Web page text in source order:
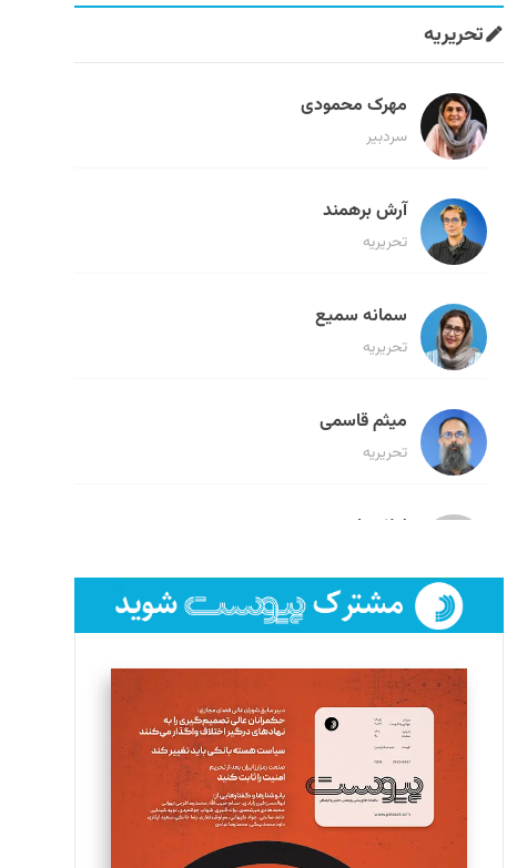
تحریریه
مهرک محمودی
سردبیر
آرش برهمند
تحریریه
سمانه سمیع
تحریریه
میثم قاسمی
تحریریه
لیلا حنارود
فائزه فتحی رستمی
تحریریه
سروش کرمیان
تحریریه
مینا پاکدل